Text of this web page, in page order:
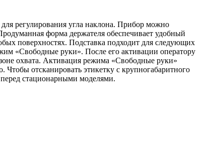
регулирования угла наклона. Прибор можно
форма держателя обеспечивает удобный
поверхностях. Подставка подходит для следующих
«Свободные руки». После его активации оператору
охвата. Активация режима «Свободные руки»
отсканировать этикетку с крупногабаритного
стационарными моделями.